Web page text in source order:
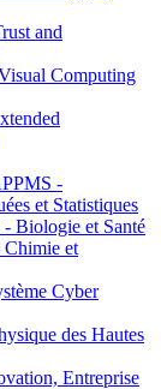
and
Computing
-
et Statistiques
Biologie et Santé
et
Cyber
des Hautes
Entreprise